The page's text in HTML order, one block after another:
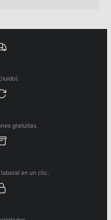
gratuitas.
en un clic.